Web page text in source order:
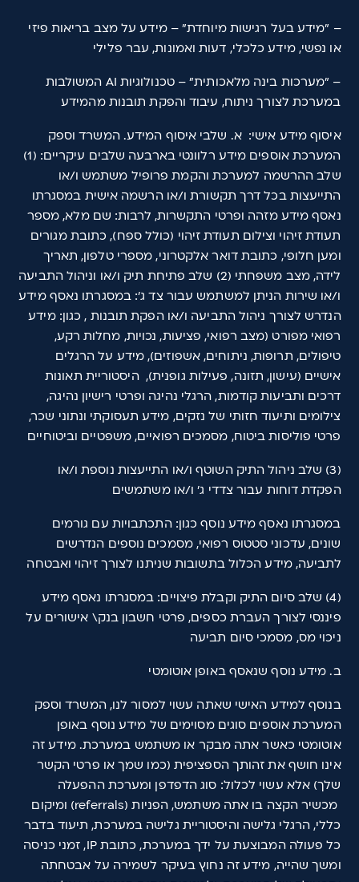
– "מידע בעל רגישות מיוחדת" – מידע על מצב בריאות פיזי
או נפשי, מידע כלכלי, דעות ואמונות, עבר פלילי
– "מערכות בינה מלאכותית" – טכנולוגיות AI המשולבות
במערכת לצורך ניתוח, עיבוד והפקת תובנות מהמידע
איסוף מידע אישי: א. שלבי איסוף המידע. המשרד וספק
המערכת אוספים מידע רלוונטי בארבעה שלבים עיקריים: (1)
שלב ההרשמה למערכת והקמת פרופיל משתמש ו/או
התייעצות בכל דרך תקשורת ו/או הרשמה אישית במסגרתו
נאסף מידע מזהה ופרטי התקשרות, לרבות: שם מלא, מספר
תעודת זיהוי וצילום תעודת זיהוי (כולל ספח), כתובת מגורים
ומען חלופי, כתובת דואר אלקטרוני, מספרי טלפון, תאריך
לידה, מצב משפחתי (2) שלב פתיחת תיק ו/או וניהול התביעה
ו/או שירות הניתן למשתמש עבור צד ג': במסגרתו נאסף מידע
הנדרש לצורך ניהול התביעה ו/או הפקת תובנות , כגון: מידע
רפואי מפורט (מצב רפואי, פציעות, נכויות, מחלות רקע,
טיפולים, תרופות, ניתוחים, אשפוזים), מידע על הרגלים
אישיים (עישון, תזונה, פעילות גופנית), היסטוריית תאונות
דרכים ותביעות קודמות, הרגלי נהיגה ופרטי רישיון נהיגה,
צילומים ותיעוד חזותי של נזקים, מידע תעסוקתי ונתוני שכר,
פרטי פוליסות ביטוח, מסמכים רפואיים, משפטיים וביטוחיים
(3) שלב ניהול התיק השוטף ו/או התייעצות נוספת ו/או
הפקדת דוחות עבור צדדי ג' ו/או משתמשים
במסגרתו נאסף מידע נוסף כגון: התכתבויות עם גורמים
שונים, עדכוני סטטוס רפואי, מסמכים נוספים הנדרשים
לתביעה, מידע הכלול בתשובות שניתנו לצורך זיהוי ואבטחה
(4) שלב סיום התיק וקבלת פיצויים: במסגרתו נאסף מידע
פיננסי לצורך העברת כספים, פרטי חשבון בנק\ אישורים על
ניכוי מס, מסמכי סיום תביעה
ב. מידע נוסף שנאסף באופן אוטומטי
בנוסף למידע האישי שאתה עשוי למסור לנו, המשרד וספק
המערכת אוספים סוגים מסוימים של מידע נוסף באופן
אוטומטי כאשר אתה מבקר או משתמש במערכת. מידע זה
אינו חושף את זהותך הספציפית (כמו שמך או פרטי הקשר
שלך) אלא עשוי לכלול: סוג הדפדפן ומערכת ההפעלה
מכשיר הקצה בו אתה משתמש, הפניות (referrals) ומיקום
כללי, הרגלי גלישה והיסטוריית גלישה במערכת, תיעוד בדבר
כל פעולה המבוצעת על ידך במערכת, כתובת IP, זמני כניסה
ומשך שהייה, מידע זה נחוץ בעיקר לשמירה על אבטחתה